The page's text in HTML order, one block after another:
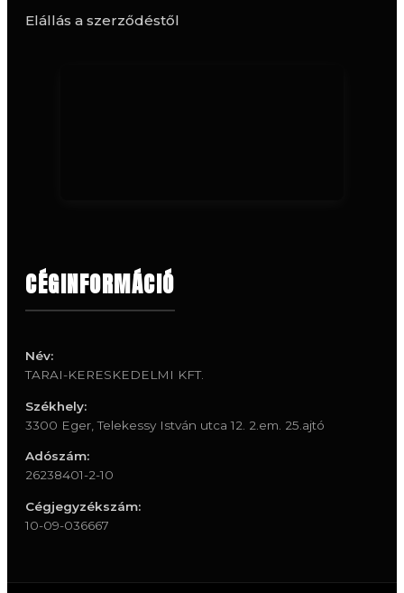
Elállás a szerződéstől
CÉGINFORMÁCIÓ
Név:
TARAI-KERESKEDELMI KFT.
Székhely:
3300 Eger, Telekessy István utca 12. 2.em. 25.ajtó
Adószám:
26238401-2-10
Cégjegyzékszám:
10-09-036667